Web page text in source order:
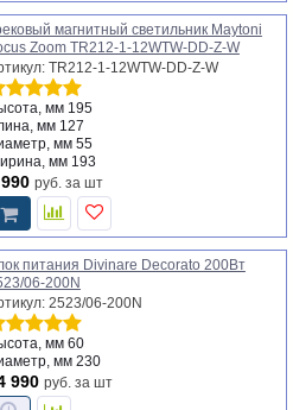
магнитный светильник Maytoni
Zoom TR212-1-12WTW-DD-Z-W
TR212-1-12WTW-DD-Z-W
мм 195
мм 127
мм 55
мм 193
руб. за шт
питания Divinare Decorato 200Вт
06-200N
2523/06-200N
мм 60
мм 230
990 руб. за шт